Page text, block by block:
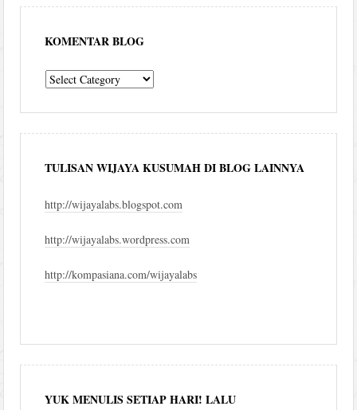
KOMENTAR BLOG
komentar
TULISAN WIJAYA KUSUMAH DI BLOG LAINNYA
http://wijayalabs.blogspot.com
http://wijayalabs.wordpress.com
http://kompasiana.com/wijayalabs
YUK MENULIS SETIAP HARI! LALU